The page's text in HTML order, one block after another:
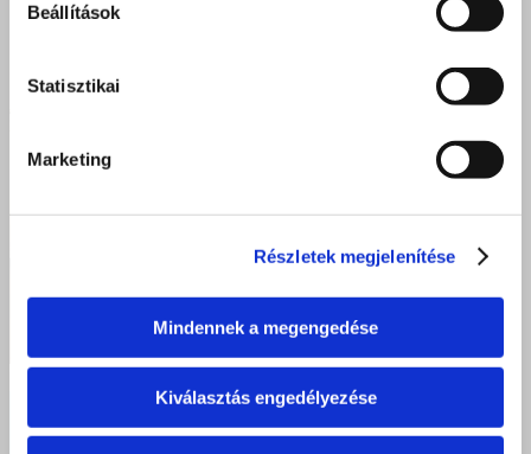
Beállítások
Statisztikai
Marketing
Részletek megjelenítése
Mindennek a megengedése
Kiválasztás engedélyezése
Élményekkel, mosolyokkal és közösségi élményekkel búcsúzott a
tanév Kisvárdán